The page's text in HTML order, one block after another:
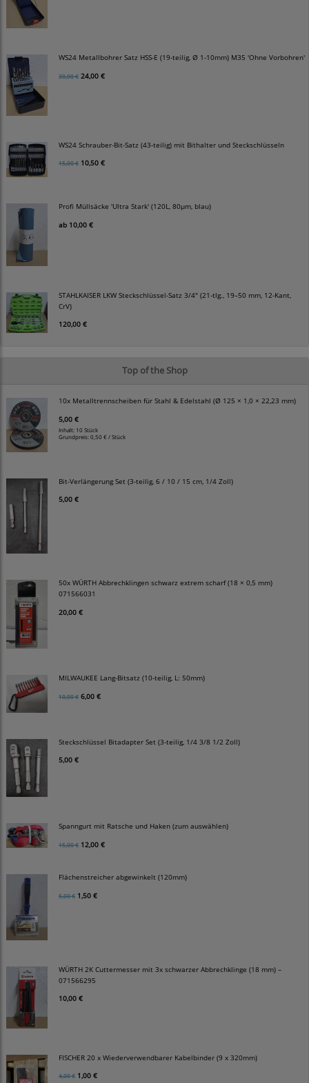
WS24 Metallbohrer Satz HSS-E (19-teilig, Ø 1-10mm) M35 'Ohne Vorbohren'
30,00 € 24,00 €
WS24 Schrauber-Bit-Satz (43-teilig) mit Bithalter und Steckschlüsseln
15,00 € 10,50 €
Profi Müllsäcke 'Ultra Stark' (120L, 80µm, blau)
ab 10,00 €
STAHLKAISER LKW Steckschlüssel-Satz 3/4" (21-tlg., 19–50 mm, 12-Kant,
CrV)
120,00 €
Top of the Shop
10x Metalltrennscheiben für Stahl & Edelstahl (Ø 125 × 1,0 × 22,23 mm)
5,00 €
Inhalt: 10 Stück
Grundpreis:0,50 € / Stück
Bit-Verlängerung Set (3-teilig, 6 / 10 / 15 cm, 1/4 Zoll)
5,00 €
50x WÜRTH Abbrechklingen schwarz extrem scharf (18 × 0,5 mm)
071566031
20,00 €
MILWAUKEE Lang-Bitsatz (10-teilig, L: 50mm)
10,00 € 6,00 €
Steckschlüssel Bitadapter Set (3-teilig, 1/4 3/8 1/2 Zoll)
5,00 €
Spanngurt mit Ratsche und Haken (zum auswählen)
15,00 € 12,00 €
Flächenstreicher abgewinkelt (120mm)
5,00 € 1,50 €
WÜRTH 2K Cuttermesser mit 3x schwarzer Abbrechklinge (18 mm) –
071566295
10,00 €
FISCHER 20 x Wiederverwendbarer Kabelbinder (9 x 320mm)
4,00 € 1,00 €